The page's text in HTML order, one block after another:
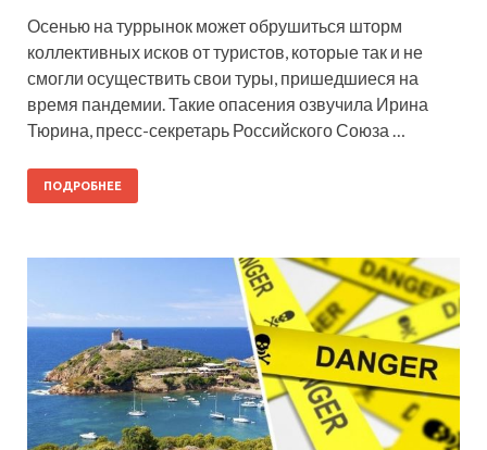
Осенью на туррынок может обрушиться шторм
коллективных исков от туристов, которые так и не
смогли осуществить свои туры, пришедшиеся на
время пандемии. Такие опасения озвучила Ирина
Тюрина, пресс-секретарь Российского Союза …
ПОДРОБНЕЕ